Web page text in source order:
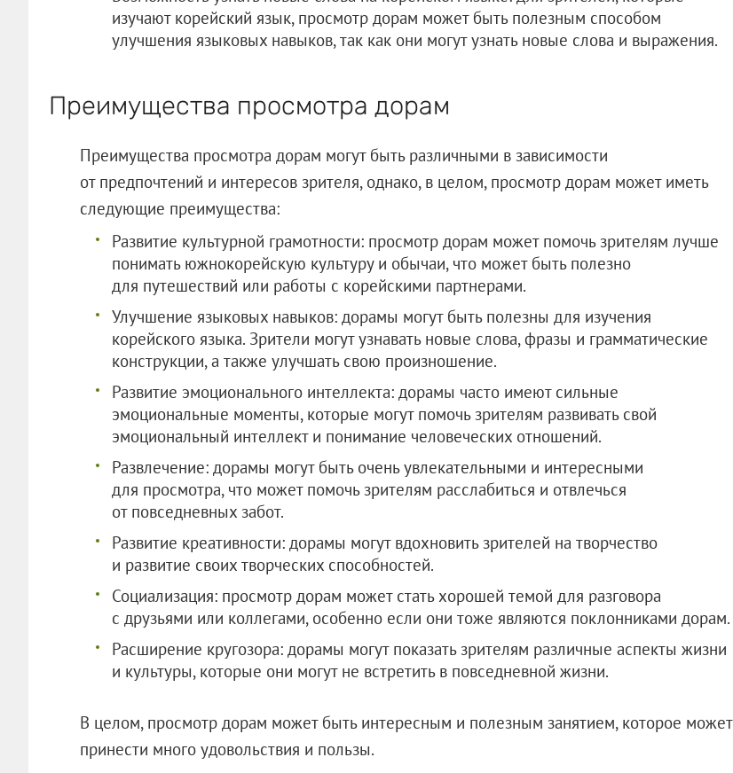
изучают корейский язык, просмотр дорам может быть полезным способом
улучшения языковых навыков, так как они могут узнать новые слова и выражения.
Преимущества просмотра дорам
Преимущества просмотра дорам могут быть различными в зависимости
от предпочтений и интересов зрителя, однако, в целом, просмотр дорам может иметь
следующие преимущества:
Развитие культурной грамотности: просмотр дорам может помочь зрителям лучше
понимать южнокорейскую культуру и обычаи, что может быть полезно
для путешествий или работы с корейскими партнерами.
Улучшение языковых навыков: дорамы могут быть полезны для изучения
корейского языка. Зрители могут узнавать новые слова, фразы и грамматические
конструкции, а также улучшать свою произношение.
Развитие эмоционального интеллекта: дорамы часто имеют сильные
эмоциональные моменты, которые могут помочь зрителям развивать свой
эмоциональный интеллект и понимание человеческих отношений.
Развлечение: дорамы могут быть очень увлекательными и интересными
для просмотра, что может помочь зрителям расслабиться и отвлечься
от повседневных забот.
Развитие креативности: дорамы могут вдохновить зрителей на творчество
и развитие своих творческих способностей.
Социализация: просмотр дорам может стать хорошей темой для разговора
с друзьями или коллегами, особенно если они тоже являются поклонниками дорам.
Расширение кругозора: дорамы могут показать зрителям различные аспекты жизни
и культуры, которые они могут не встретить в повседневной жизни.
В целом, просмотр дорам может быть интересным и полезным занятием, которое может
принести много удовольствия и пользы.